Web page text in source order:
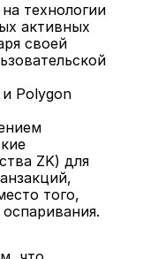
технологии
активных
своей
Polygon
ZK) для
того,